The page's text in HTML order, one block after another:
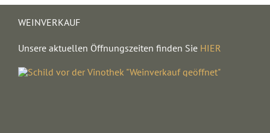
WEINVERKAUF
Unsere aktuellen Öffnungszeiten finden Sie HIER